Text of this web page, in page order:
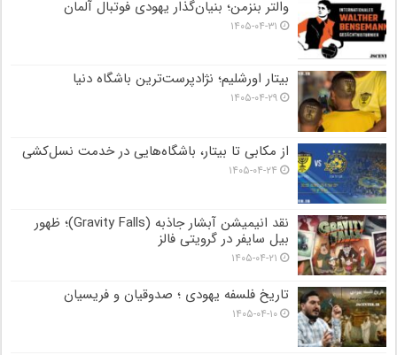
والتر بنزمن؛ بنیان‌گذار یهودی فوتبال آلمان
۱۴۰۵-۰۴-۳۱
بیتار اورشلیم؛ نژادپرست‌ترین باشگاه دنیا
۱۴۰۵-۰۴-۲۹
از مکابی تا بیتار، باشگاه‌هایی در خدمت نسل‌کشی
۱۴۰۵-۰۴-۲۴
نقد انیمیشن آبشار جاذبه (Gravity Falls)؛ ظهور
بیل سایفر در گرویتی فالز
۱۴۰۵-۰۴-۲۱
تاریخ فلسفه یهودی ؛ صدوقیان و فریسیان
۱۴۰۵-۰۴-۱۰